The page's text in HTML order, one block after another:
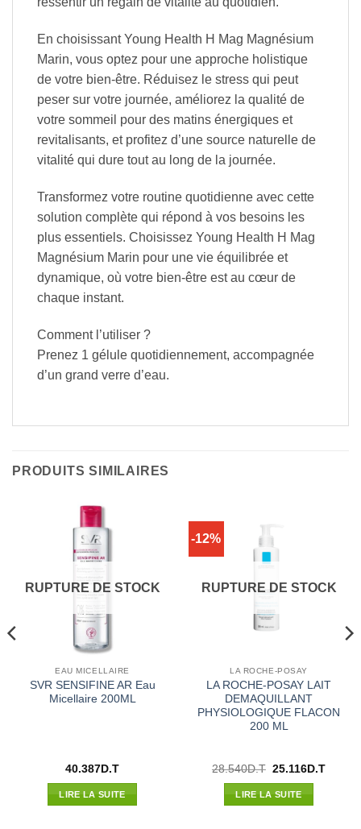
En choisissant Young Health H Mag Magnésium
Marin, vous optez pour une approche holistique
de votre bien-être. Réduisez le stress qui peut
peser sur votre journée, améliorez la qualité de
votre sommeil pour des matins énergiques et
revitalisants, et profitez d’une source naturelle de
vitalité qui dure tout au long de la journée.
Transformez votre routine quotidienne avec cette
solution complète qui répond à vos besoins les
plus essentiels. Choisissez Young Health H Mag
Magnésium Marin pour une vie équilibrée et
dynamique, où votre bien-être est au cœur de
chaque instant.
Comment l’utiliser ?
Prenez 1 gélule quotidiennement, accompagnée
d’un grand verre d’eau.
PRODUITS SIMILAIRES
RUPTURE DE STOCK
EAU MICELLAIRE
SVR SENSIFINE AR Eau
Micellaire 200ML
40.387 D.T
LIRE LA SUITE
-12%
RUPTURE DE STOCK
LA ROCHE-POSAY
LA ROCHE-POSAY LAIT
DEMAQUILLANT
PHYSIOLOGIQUE FLACON
200 ML
28.540D.T Le
initial
était :
25.116 D.TLe
LIRE LA SUITE